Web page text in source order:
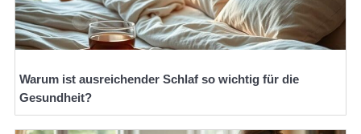
Warum ist ausreichender Schlaf so wichtig für die
Gesundheit?